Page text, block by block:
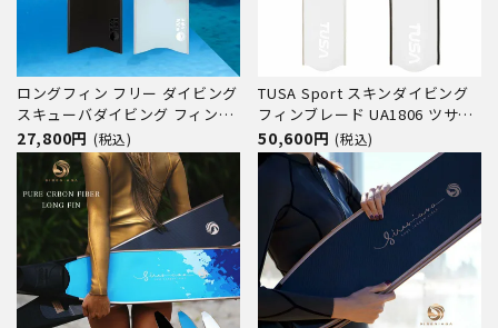
ロングフィン フリー ダイビング
スキューバダイビング フィンポ
ケット付き グラスファイバー製
【kanani - Superdive 】 Hele i
Waho(ヘレイワホ)
27,800円 (税込)
TUSA Sport スキンダイビング
フィンブレード UA1806 ツサス
ポーツ フィン 足ヒレ フリーダ
イビング スキンダイビング ダイ
ビング 素潜り ブレード
50,600円 (税込)